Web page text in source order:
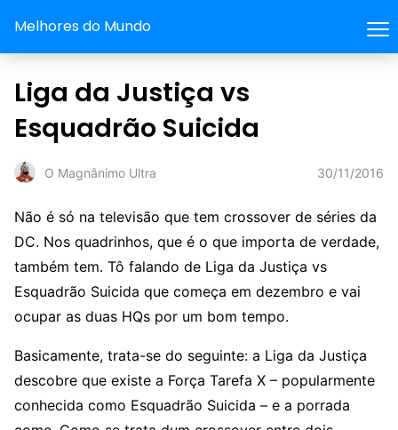
Melhores do Mundo
Liga da Justiça vs
Esquadrão Suicida
O Magnânimo Ultra 30/11/2016
Não é só na televisão que tem crossover de séries da
DC. Nos quadrinhos, que é o que importa de verdade,
também tem. Tô falando de Liga da Justiça vs
Esquadrão Suicida que começa em dezembro e vai
ocupar as duas HQs por um bom tempo.
Basicamente, trata-se do seguinte: a Liga da Justiça
descobre que existe a Força Tarefa X – popularmente
conhecida como Esquadrão Suicida – e a porrada